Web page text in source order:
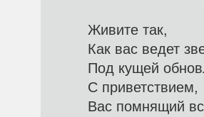
Живите так,
Как вас
Под кущей
С приветствием,
Вас